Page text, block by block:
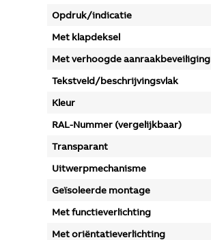
Opdruk/indicatie
Met klapdeksel
Met verhoogde aanraakbeveiliging
Tekstveld/beschrijvingsvlak
Kleur
RAL-Nummer (vergelijkbaar)
Transparant
Uitwerpmechanisme
Geïsoleerde montage
Met functieverlichting
Met oriëntatieverlichting